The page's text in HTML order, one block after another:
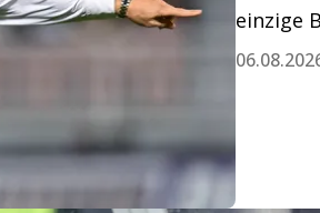
einzige